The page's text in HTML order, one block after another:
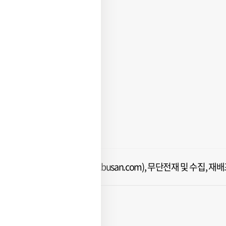
ⓒ 부산일보(www.busan.com), 무단전재 및 수집, 재